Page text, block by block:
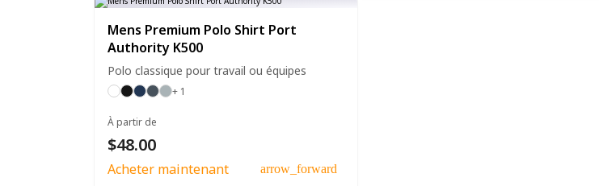
Mens Premium Polo Shirt Port
Authority K500
Polo classique pour travail ou équipes
+ 1
À partir de
$48.00
Acheter maintenant arrow_forward